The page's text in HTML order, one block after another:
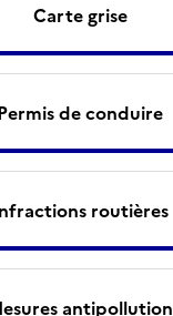
Carte grise
de conduire
routières
antipollution